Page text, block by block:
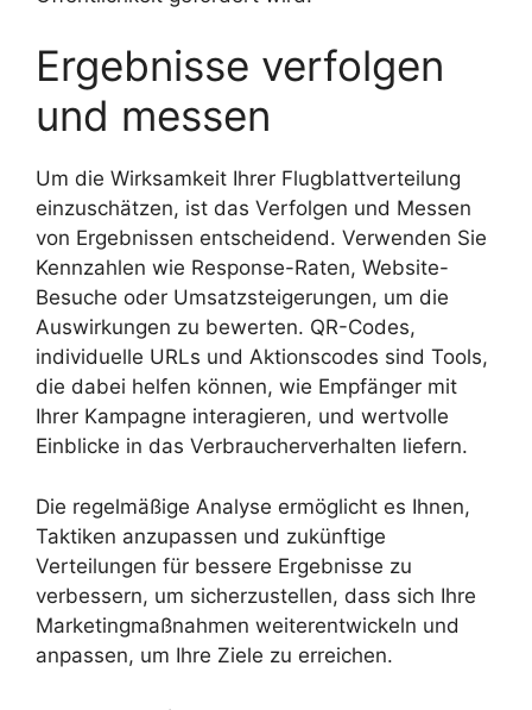
Ergebnisse verfolgen
und messen
Um die Wirksamkeit Ihrer Flugblattverteilung
einzuschätzen, ist das Verfolgen und Messen
von Ergebnissen entscheidend. Verwenden Sie
Kennzahlen wie Response-Raten, Website-
Besuche oder Umsatzsteigerungen, um die
Auswirkungen zu bewerten. QR-Codes,
individuelle URLs und Aktionscodes sind Tools,
die dabei helfen können, wie Empfänger mit
Ihrer Kampagne interagieren, und wertvolle
Einblicke in das Verbraucherverhalten liefern.
Die regelmäßige Analyse ermöglicht es Ihnen,
Taktiken anzupassen und zukünftige
Verteilungen für bessere Ergebnisse zu
verbessern, um sicherzustellen, dass sich Ihre
Marketingmaßnahmen weiterentwickeln und
anpassen, um Ihre Ziele zu erreichen.